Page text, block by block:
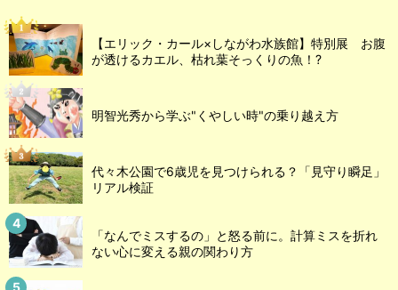
【エリック・カール×しながわ水族館】特別展 お腹
が透けるカエル、枯れ葉そっくりの魚！?
明智光秀から学ぶ"くやしい時"の乗り越え方
代々木公園で6歳児を見つけられる？「見守り瞬足」
リアル検証
「なんでミスするの」と怒る前に。計算ミスを折れ
ない心に変える親の関わり方